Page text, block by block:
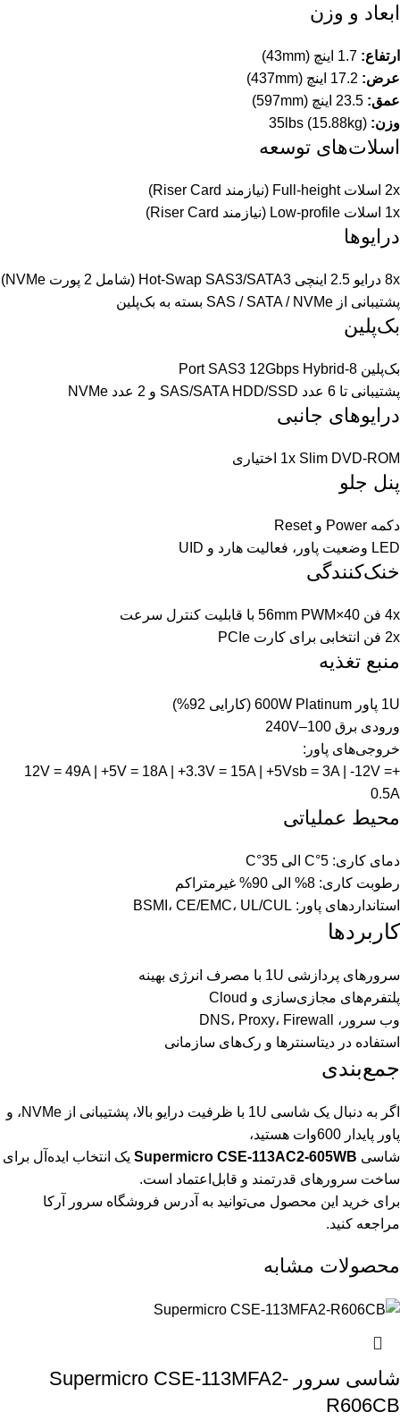
ابعاد و وزن
ارتفاع:
عرض:
عمق:
وزن:
اسلات‌های توسعه
2x اسلات Full-height (نیازمند Riser Card)
1x اسلات Low-profile (نیازمند Riser Card)
درایوها
8x درایو 2.5 اینچی Hot-Swap SAS3/SATA3 (شامل 2 پورت NVMe)
پشتیبانی از SAS / SATA / NVMe بسته به بک‌پلین
بک‌پلین
بک‌پلین 8-Port SAS3 12Gbps Hybrid
پشتیبانی تا 6 عدد SAS/SATA HDD/SSD و 2 عدد NVMe
درایوهای جانبی
1x Slim DVD-ROM اختیاری
پنل جلو
دکمه Power و Reset
LED وضعیت پاور، فعالیت هارد و UID
خنک‌کنندگی
4x فن 40×56mm PWM با قابلیت کنترل سرعت
2x فن انتخابی برای کارت PCIe
منبع تغذیه
1U پاور 600W Platinum (کارایی 92%)
ورودی برق 100–240V
خروجی‌های پاور:
+12V = 49A | +5V = 18A | +3.3V = 15A | +5Vsb = 3A | -12V =
0.5A
محیط عملیاتی
دمای کاری: 5°C الی 35°C
رطوبت کاری: 8% الی 90% غیرمتراکم
استانداردهای پاور: BSMI، CE/EMC، UL/CUL
کاربردها
سرورهای پردازشی 1U با مصرف انرژی بهینه
پلتفرم‌های مجازی‌سازی و Cloud
وب سرور، DNS، Proxy، Firewall
استفاده در دیتاسنترها و رک‌های سازمانی
جمع‌بندی
اگر به دنبال یک شاسی 1U با ظرفیت درایو بالا، پشتیبانی از NVMe، و
پاور پایدار 600وات هستید،
شاسی Supermicro CSE-113AC2-605WB یک انتخاب ایده‌آل برای
ساخت سرورهای قدرتمند و قابل‌اعتماد است.
برای خرید این محصول می‌توانید به آدرس فروشگاه سرور آرکا
مراجعه کنید.
محصولات مشابه
شاسی سرور Supermicro CSE-113MFA2-
R606CB